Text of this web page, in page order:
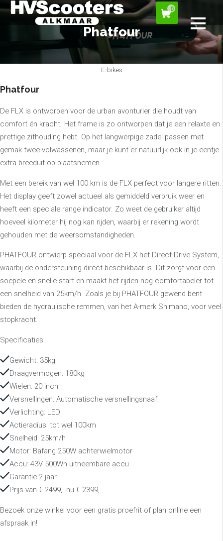
0
Phatfour
E-bikes
Phatfour
De FLX is ontworpen voor de urban avonturier die houdt van
comfort én kracht. Het frame is zo ontworpen dat je een relaxte en
prettige zithouding hebt. Op het langwerpige zadel passen met
gemak twee volwassenen, maar je kunt er natuurlijk ook in je eentje
extra breeduit op plaatsnemen.
Met een bereik van wel 100 km is de FLX perfect voor langere ritten.
Het display geeft zowel actueel als gemiddeld verbruik weer en
heeft een speciale range indicator. Zo weet de gebruiker altijd
hoeveel kilometer hij nog kan rijden, waarbij er rekening wordt
gehouden met de weersomstandigheden.
PHATFOUR ontwierp speciaal voor de FLX het Direct Drive System,
waarbij de ondersteuning direct beschikbaar is. Dit zorgt voor een
soepele en snelle start en maakt het rijden nog comfortabeler tot
een snelheid van 25km/h. Zoals je bij PHATFOUR gewend bent
bieden de hydraulische remmen, van het A-merk Shimano, voor veel
stopkracht.
Specificaties:
Gewicht: 35kg
Draagvermogen: 180kg
Wielen: 20 inch
Versnellingen: Automatische versnellingsnaaf
Verlichting: LED
Actieradius: tot wel 100km
Snelheid: 25km/h
Motor: Bafang 250W achterwielmotor
Accu: 43V 500Wh uitneembare accu
Garantie 2 jaar
Prijs van € 2499,- nu € 2399,-
Bezoek onze winkel voor een gratis proefrit of plan online een
afspraak in!